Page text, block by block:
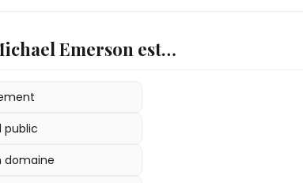
Emerson est…
public
domaine